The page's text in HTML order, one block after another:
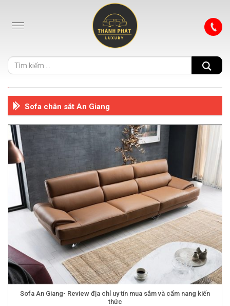
Sofa chân sắt An Giang
Sofa An Giang- Review địa chỉ uy tín mua sắm và cẩm nang kiến
thức